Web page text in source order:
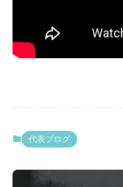
代表ブログ